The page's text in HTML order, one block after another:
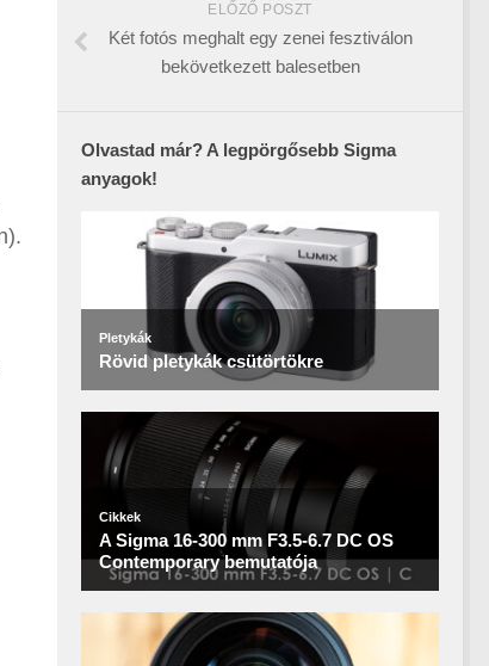
ELŐZŐ POSZT
Két fotós meghalt egy zenei fesztiválon
bekövetkezett balesetben
Olvastad már? A legpörgősebb Sigma
anyagok!